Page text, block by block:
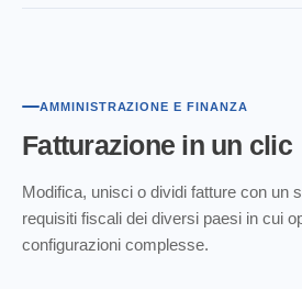
AMMINISTRAZIONE E FINANZA
Fatturazione in un clic
Modifica, unisci o dividi fatture con un
requisiti fiscali dei diversi paesi in cui
configurazioni complesse.